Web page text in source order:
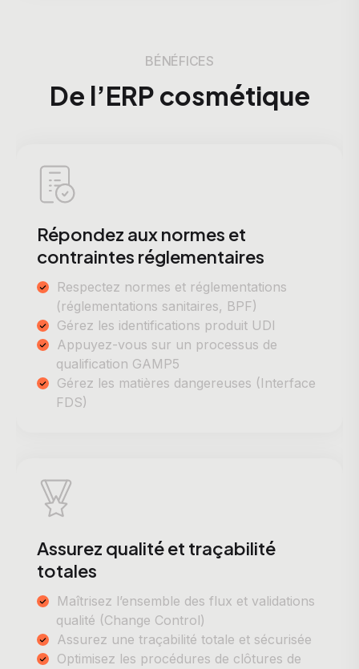
BÉNÉFICES
De l’ERP cosmétique
Répondez aux normes et
contraintes réglementaires
Respectez normes et réglementations
(réglementations sanitaires, BPF)
Gérez les identifications produit UDI
Appuyez-vous sur un processus de
qualification GAMP5
Gérez les matières dangereuses (Interface
FDS)
Assurez qualité et traçabilité
totales
Maîtrisez l’ensemble des flux et validations
qualité (Change Control)
Assurez une traçabilité totale et sécurisée
Optimisez les procédures de clôtures de